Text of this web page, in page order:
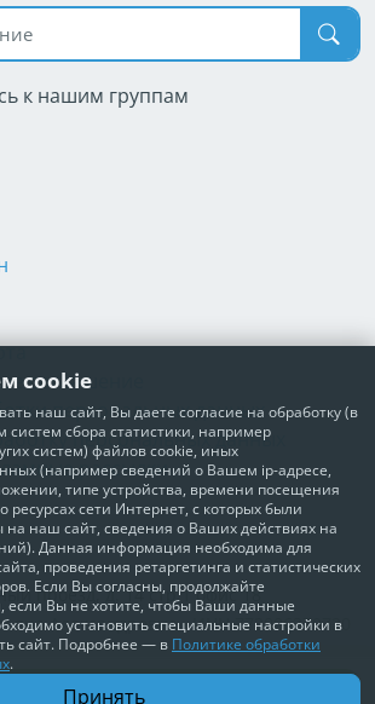
В корзину
к нашим группам
соглашение
персональных данных
персональных данных
рассылки
проезд, д. 14 стр.1 офис 18
Александровна · ИНН 772006379720
cookie
наш сайт, Вы даете согласие на обработку (в
систем сбора статистики, например
систем) файлов cookie, иных
(например сведений о Вашем ip-адресе,
типе устройства, времени посещения
ресурсах сети Интернет, с которых были
наш сайт, сведения о Ваших действиях на
Данная информация необходима для
проведения ретаргетинга и статистических
Если Вы согласны, продолжайте
если Вы не хотите, чтобы Ваши данные
установить специальные настройки в
сайт. Подробнее — в Политике обработки
.
Принять